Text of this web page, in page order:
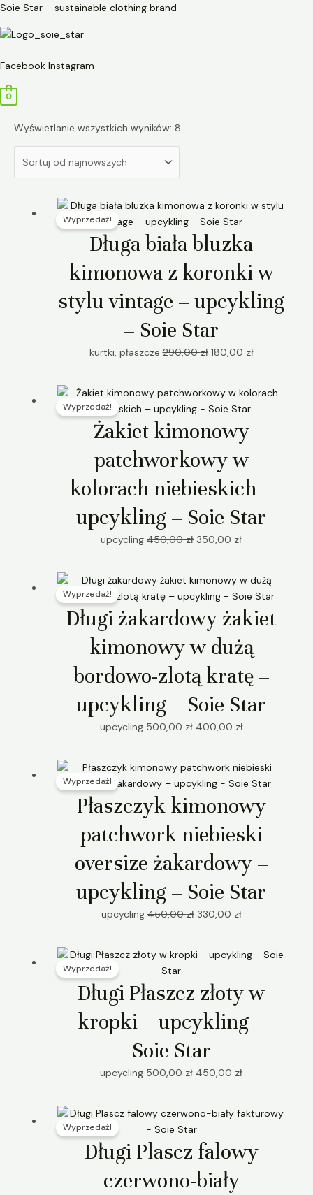
Przejdź
treści
Soie Star – sustainable clothing brand
Facebook Instagram
0
Wyświetlanie wszystkich wyników: 8
Wyprzedaż!
Długa biała bluzka
kimonowa z koronki w
stylu vintage – upcykling
– Soie Star
kurtki, płaszcze290,00zł
Pierwotna
cena
wynosiła:
290,00 zł.
180,00 zł
Aktualna
180,00 zł.
Wyprzedaż!
Żakiet kimonowy
patchworkowy w
kolorach niebieskich –
upcykling – Soie Star
upcycling 450,00zł
Pierwotna
cena
450,00 zł.
350,00 zł
Aktualna
cena
350,00 zł.
Wyprzedaż!
Długi żakardowy żakiet
kimonowy w dużą
bordowo-zlotą kratę –
upcykling – Soie Star
upcycling500,00zł
Pierwotna
cena
wynosiła:
500,00 zł.
400,00 zł
Aktualna
cena
wynosi:
400,00 zł.
Wyprzedaż!
Płaszczyk kimonowy
patchwork niebieski
oversize żakardowy –
upcykling – Soie Star
upcycling450,00zł
Pierwotna
cena
450,00 zł.
330,00 zł
Aktualna
cena
330,00 zł.
Wyprzedaż!
Długi Płaszcz złoty w
kropki – upcykling –
Soie Star
upcycling 500,00zł
Pierwotna
wynosiła:
500,00 zł.
450,00 zł
Aktualna
450,00 zł.
Wyprzedaż!
Długi Plascz falowy
czerwono-biały
Pierwotna
cena
wynosiła:
500,00 zł.
Aktualna
450,00 zł.